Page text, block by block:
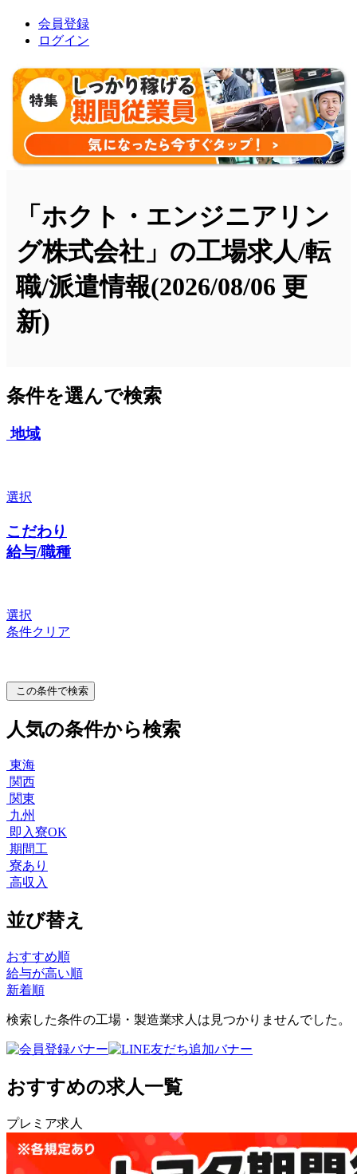
会員登録
ログイン
「ホクト・エンジニアリン
グ株式会社」の工場求人/転
職/派遣情報(2026/08/06 更
新)
条件を選んで検索
地域
選択
こだわり
給与/職種
選択
条件クリア
この条件で検索
人気の条件から検索
東海
関西
関東
九州
即入寮OK
期間工
寮あり
高収入
並び替え
おすすめ順
給与が高い順
新着順
検索した条件の工場・製造業求人は見つかりませんでした。
おすすめの求人一覧
プレミア求人